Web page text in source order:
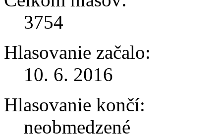
3754
Hlasovanie začalo:
10. 6. 2016
Hlasovanie končí:
neobmedzené